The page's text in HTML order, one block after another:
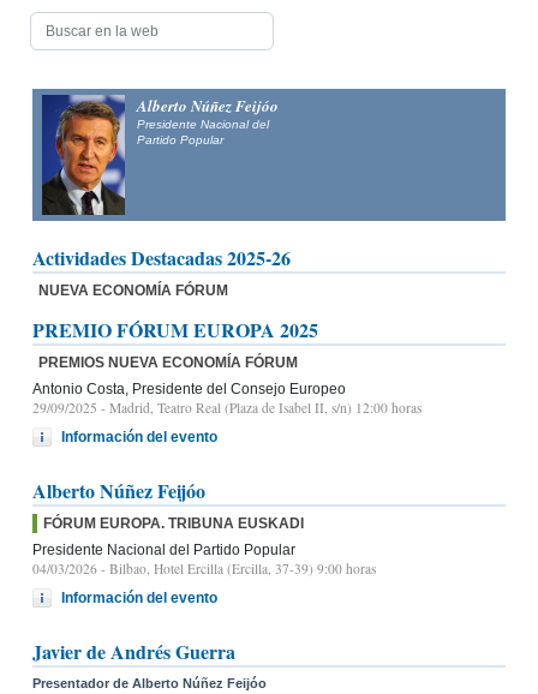
Alberto Núñez Feijóo
Presidente Nacional del
Partido Popular
Actividades Destacadas 2025-26
NUEVA ECONOMÍA FÓRUM
PREMIO FÓRUM EUROPA 2025
PREMIOS NUEVA ECONOMÍA FÓRUM
Antonio Costa, Presidente del Consejo Europeo
29/09/2025 - Madrid, Teatro Real (Plaza de Isabel II, s/n) 12:00 horas
Información del evento
Alberto Núñez Feijóo
FÓRUM EUROPA. TRIBUNA EUSKADI
Presidente Nacional del Partido Popular
04/03/2026 - Bilbao, Hotel Ercilla (Ercilla, 37-39) 9:00 horas
Información del evento
Javier de Andrés Guerra
Presentador de Alberto Núñez Feijóo